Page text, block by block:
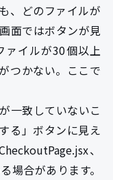
、どのファイルが
面ではボタンが見
ァイルが30個以上
つかない。ここで
一致していないこ
る」ボタンに見え
、
場合があります。